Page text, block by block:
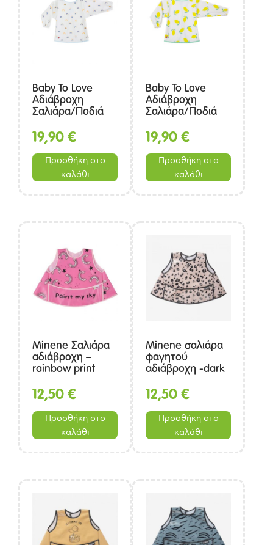
Baby To Love
Αδιάβροχη
Σαλιάρα/Ποδιά
με μανίκια –
Ουράνιο Τόξο
19,90€
Προσθήκη στο
καλάθι
Baby To Love
Αδιάβροχη
Σαλιάρα/Ποδιά
με μανίκια-
λεμόνια
19,90€
Προσθήκη στο
καλάθι
Minene Σαλιάρα
αδιάβροχη –
rainbow print
12,50€
Προσθήκη στο
καλάθι
Minene σαλιάρα
φαγητού
αδιάβροχη -dark
12,50€
Προσθήκη στο
καλάθι